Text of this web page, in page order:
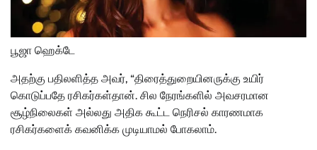
பூஜா ஹெக்டே
அதற்கு பதிலளித்த அவர், “திரைத்துறையினருக்கு உயிர்
கொடுப்பதே ரசிகர்கள்தான். சில நேரங்களில் அவசரமான
சூழ்நிலைகள் அல்லது அதிக கூட்ட நெரிசல் காரணமாக
ரசிகர்களைக் கவனிக்க முடியாமல் போகலாம்.